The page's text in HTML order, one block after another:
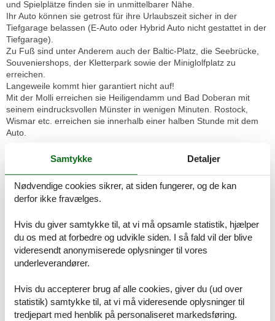
und Spielplätze finden sie in unmittelbarer Nähe.
Ihr Auto können sie getrost für ihre Urlaubszeit sicher in der
Tiefgarage belassen (E-Auto oder Hybrid Auto nicht gestattet in der
Tiefgarage).
Zu Fuß sind unter Anderem auch der Baltic-Platz, die Seebrücke,
Souveniershops, der Kletterpark sowie der Miniglolfplatz zu
erreichen.
Langeweile kommt hier garantiert nicht auf!
Mit der Molli erreichen sie Heiligendamm und Bad Doberan mit
seinem eindrucksvollen Münster in wenigen Minuten. Rostock,
Wismar etc. erreichen sie innerhalb einer halben Stunde mit dem
Auto.
Ausstattungen:
Wohnfläche und einem Balkon mit seitlichem Seeblick. Das
geräumige Apartment besteht aus einem Wohnzimmer und einer
Kühlschrank, Mikrowelle, Zwei-Platten-Cerankochfeld, Kapsel-
Kaffeautomat sowie eine normale Kaffeemaschine, einem
Wasserkocher und einem Toaster.
darüber hinaus bietet es genügend Platz für ein Kinderbett. Im
Wohnzimmer (50 zoll) und im Schlafzimmer befinden sich je ein
moderner Flachbild TV. Im Badezimmer befindet sich eine
Badewanne die sich sehr gut zum Duschen eignet, ein Fön ist
Samtykke Detaljer
Nødvendige cookies sikrer, at siden fungerer, og de kan
derfor ikke fravælges.
Hvis du giver samtykke til, at vi må opsamle statistik, hjælper
du os med at forbedre og udvikle siden. I så fald vil der blive
videresendt anonymiserede oplysninger til vores
underleverandører.
Hvis du accepterer brug af alle cookies, giver du (ud over
statistik) samtykke til, at vi må videresende oplysninger til
tredjepart med henblik på personaliseret markedsføring.